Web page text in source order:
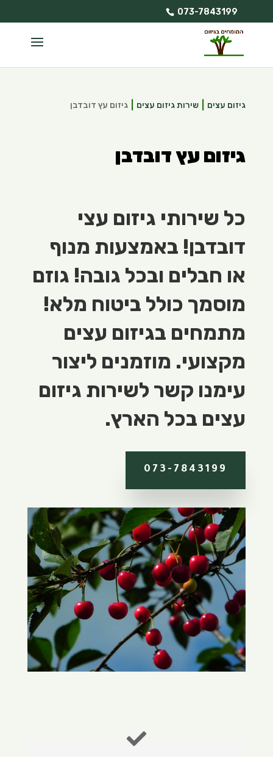
073-7843199
גיזום עצים שירות גיזום עצים גיזום עץ דובדבן
גיזום עץ דובדבן
כל שירותי גיזום עצי
דובדבן! באמצעות מנוף
או חבלים ובכל גובה! גוזם
מוסמך כולל ביטוח מלא!
מתמחים בגיזום עצים
מקצועי. מוזמנים ליצור
עימנו קשר לשירות גיזום
עצים בכל הארץ.
073-7843199